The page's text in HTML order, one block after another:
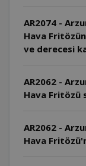
AR2074 - Arzum Airtasty XL Air Fryer Sıcak
Hava
ve derecesi
AR2062 -
Hava Fritözü
AR2062 -
Hava